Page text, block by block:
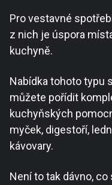
Pro vestavné
z nich je úspora
kuchyně.
Nabídka tohoto typu
můžete pořídit
kuchyňských
myček, digestoří,
kávovary.
Není to tak dávno,